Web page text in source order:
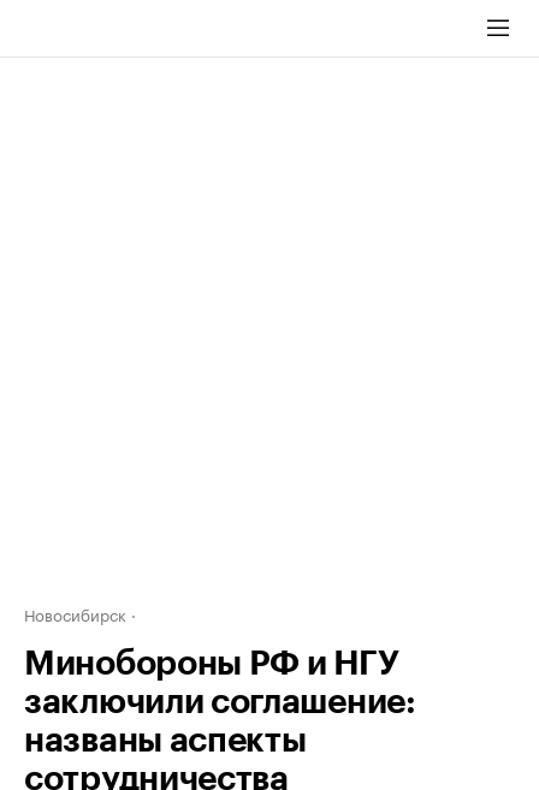
Новосибирск
Минобороны РФ и НГУ
заключили соглашение:
названы аспекты
сотрудничества